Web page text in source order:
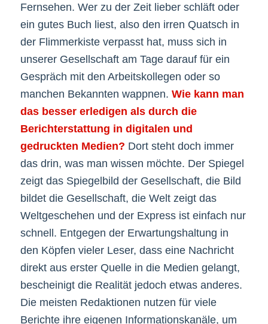
Fernsehen. Wer zu der Zeit lieber schläft oder
ein gutes Buch liest, also den irren Quatsch in
der Flimmerkiste verpasst hat, muss sich in
unserer Gesellschaft am Tage darauf für ein
Gespräch mit den Arbeitskollegen oder so
manchen Bekannten wappnen. Wie kann man
das besser erledigen als durch die
Berichterstattung in digitalen und
gedruckten Medien? Dort steht doch immer
das drin, was man wissen möchte. Der Spiegel
zeigt das Spiegelbild der Gesellschaft, die Bild
bildet die Gesellschaft, die Welt zeigt das
Weltgeschehen und der Express ist einfach nur
schnell. Entgegen der Erwartungshaltung in
den Köpfen vieler Leser, dass eine Nachricht
direkt aus erster Quelle in die Medien gelangt,
bescheinigt die Realität jedoch etwas anderes.
Die meisten Redaktionen nutzen für viele
Berichte ihre eigenen Informationskanäle, um